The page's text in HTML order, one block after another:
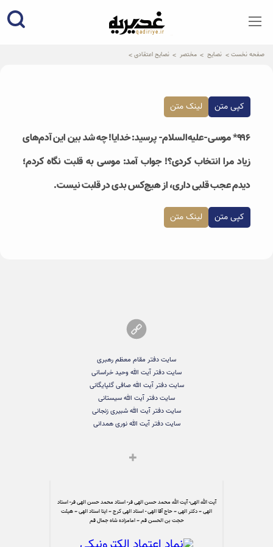
qadiriye.ir
نشریه ی غدیریه-بیانات استاد
صفحه نخست نصایح مختصر نصایح اعتقادی
کپی متن لینک متن
۹۹۶* موسی-علیه‌السلام- پرسید: خدایا! چه شد بین این آدم‌های
زیاد مرا انتخاب کردی؟! جواب آمد: موسی به قلبت نگاه کردم؛
دیدم عجب قلبی داری، از هیچ‌کس بدی در قلبت نیست.
کپی متن لینک متن
سایت دفتر مقام معظم رهبری
سایت دفتر آیت الله وحید خراسانی
سایت دفتر آیت الله صافی گلپایگانی
سایت دفتر آیت الله سیستانی
سایت دفتر آیت الله شبیری زنجانی
سایت دفتر آیت الله نوری همدانی
آیت الله الهی- آیت الله محمد حسن الهی فر- استاد محمد حسن الهی فر- استاد
الهی – دکتر الهی – حاج آقا الهی - استاد الهی کرج – ایتا استاد الهی – هیئت
حجت بن الحسن قم – امامزاده شاه جمال قم